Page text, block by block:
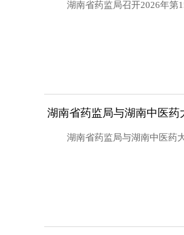
湖南省药监局召开2026年第
湖南省药监局与湖南中医药
湖南省药监局与湖南中医药